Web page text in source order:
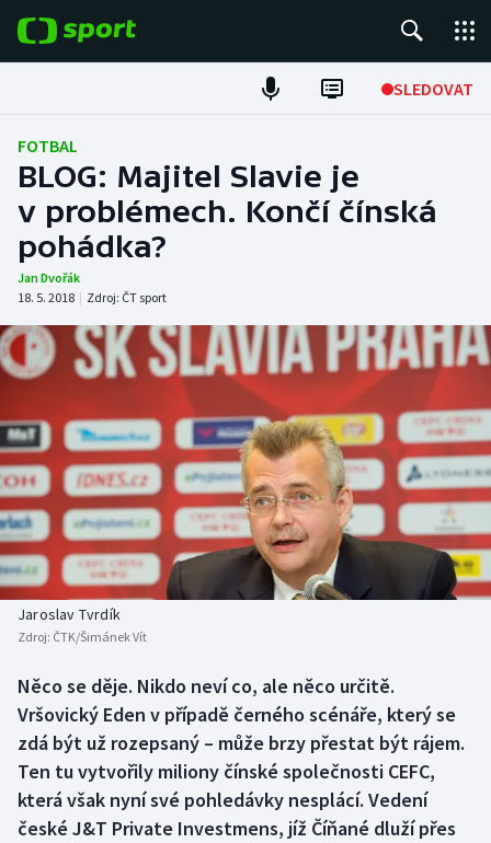
SLEDOVAT
Fotbal
Hokej
Tenis
Atletika
Cyklistika
DALŠÍ SPORTY
Americký fotbal
Baseball a softbal
Basketbal
Biatlon
Box
Curling
Dostihy
NEPŘEHLÉDNĚTE
Soutěže
Historické návraty
Aplikace ČT sport
FOTBAL
BLOG: Majitel Slavie je
v problémech. Končí čínská
pohádka?
Jan Dvořák
18. 5. 2018 | Zdroj: ČT sport
Jaroslav Tvrdík
Zdroj: ČTK/Šimánek Vít
Něco se děje. Nikdo neví co, ale něco určitě.
Vršovický Eden v případě černého scénáře, který se
zdá být už rozepsaný – může brzy přestat být rájem.
Ten tu vytvořily miliony čínské společnosti CEFC,
která však nyní své pohledávky nesplácí. Vedení
české J&T Private Investmens, jíž Číňané dluží přes